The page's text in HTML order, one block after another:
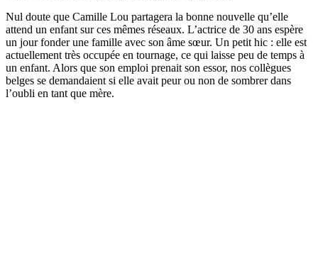
Nul doute que Camille Lou partagera la bonne nouvelle qu’elle
attend un enfant sur ces mêmes réseaux. L’actrice de 30 ans espère
un jour fonder une famille avec son âme sœur. Un petit hic : elle est
actuellement très occupée en tournage, ce qui laisse peu de temps à
un enfant. Alors que son emploi prenait son essor, nos collègues
belges se demandaient si elle avait peur ou non de sombrer dans
l’oubli en tant que mère.